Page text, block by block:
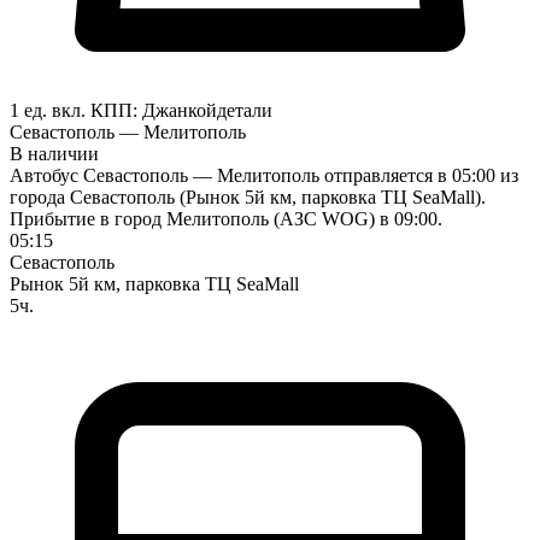
1 ед. вкл. КПП: Джанкойдетали
Севастополь — Мелитополь
В наличии
Автобус Севастополь — Мелитополь отправляется в 05:00 из
города Севастополь (Рынок 5й км, парковка ТЦ SeaMall).
Прибытие в город Мелитополь (АЗС WOG) в 09:00.
05:15
Севастополь
Рынок 5й км, парковка ТЦ SeaMall
5ч.